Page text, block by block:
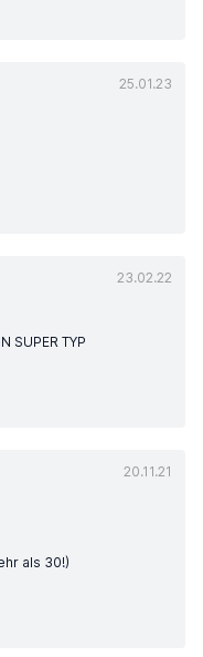
25.01.23
23.02.22
SUPER TYP
20.11.21
als 30!)